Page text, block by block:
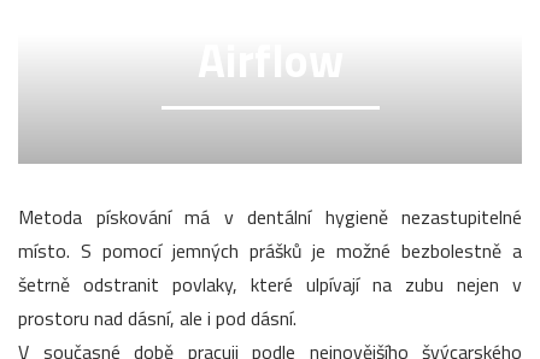
Airflow
Metoda pískování má v dentální hygieně nezastupitelné
místo. S pomocí jemných prášků je možné bezbolestně a
šetrně odstranit povlaky, které ulpívají na zubu nejen v
prostoru nad dásní, ale i pod dásní.
V současné době pracuji podle nejnovějšího švýcarského